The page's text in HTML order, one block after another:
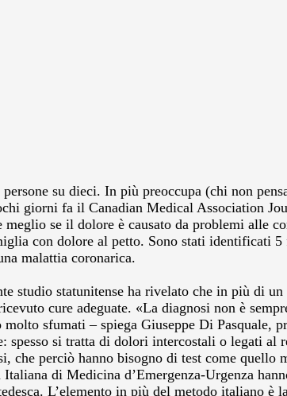
su dieci. In più preoccupa (chi non
giorni fa il Canadian Medical Association
se il dolore è causato da problemi alle
con dolore al petto. Sono stati identificati
malattia coronarica.
studio statunitense ha rivelato che in più di
cure adeguate. «La diagnosi non è
sfumati – spiega Giuseppe Di Pasquale,
si tratta di dolori intercostali o legati al
che perciò hanno bisogno di test come quello
di Medicina d’Emergenza-Urgenza
L’elemento in più del metodo italiano è